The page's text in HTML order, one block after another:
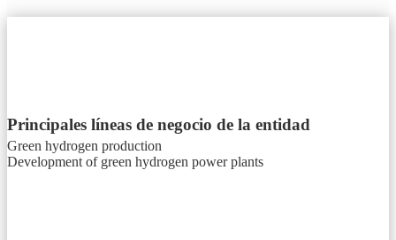
Principales líneas de negocio de la entidad
Green hydrogen production
Development of green hydrogen power plants